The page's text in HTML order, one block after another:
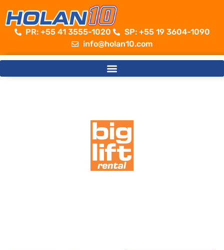
PR: +55 41 3555-1020 ​
SP: +55 19 3604-1090
info@holan10.com